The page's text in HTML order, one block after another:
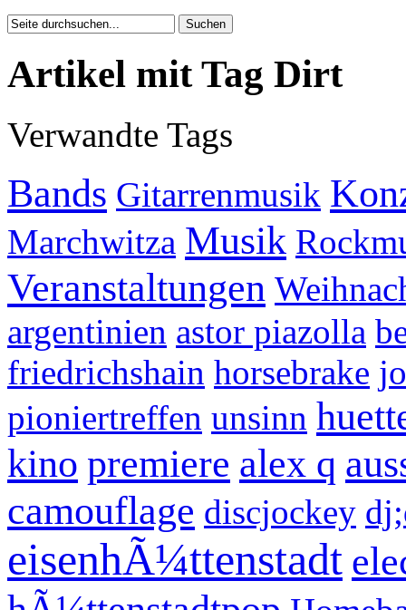
Artikel mit Tag Dirt
Verwandte Tags
Bands Gitarrenmusik
Marchwitza Musik
Veranstaltungen
argentinien astor piazolla
friedrichshain horsebrake
pioniertreffen unsinn
kino premiere alex q
camouflage discjockey
eisenhÃ¼ttenstadt